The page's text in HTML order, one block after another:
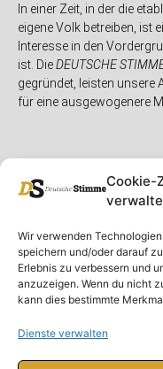
Cookie-
Wir verwenden
speichern und/oder darauf
Erlebnis zu verbessern und
anzuzeigen. Wenn du nicht
kann dies bestimmte
Dienste verwalten
In einer Zeit, in der die
eigene Volk betreiben, ist
Interesse in den
ist. DieDEUTSCHE
gegründet, leisten unsere
für eine ausgewogenere
Unser Magazin
Spenden
Ausgaben
Abonnieren